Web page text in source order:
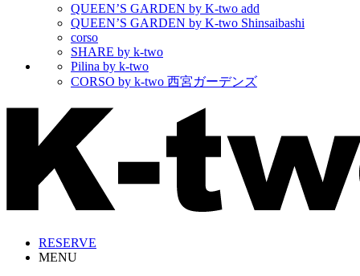
QUEEN’S GARDEN by K-two add
QUEEN’S GARDEN by K-two Shinsaibashi
corso
SHARE by k-two
Pilina by k-two
CORSO by k-two 西宮ガーデンズ
RESERVE
MENU